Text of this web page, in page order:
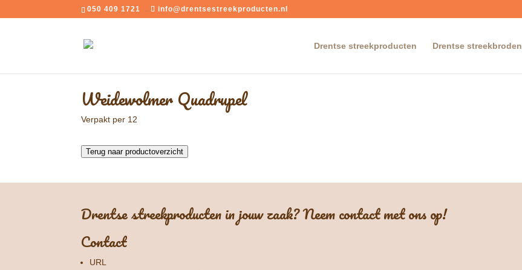
050 409 1721 info@drentsestreekproducten.nl
Drentse streekproducten Drentse streekbroden
Weidewolmer Quadrupel
Verpakt per 12
Terug naar productoverzicht
Drentse streekproducten in jouw zaak? Neem contact met ons op!
Contact
URL